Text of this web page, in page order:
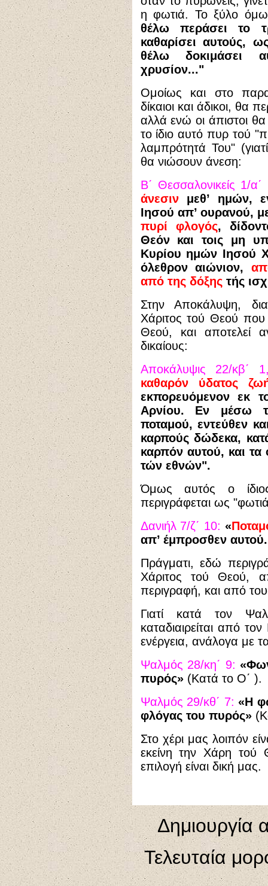
η φωτιά. Το ξύλο
θέλω περάσει το
καθαρίσει αυτούς,
θέλω δοκιμάσει
χρυσίον..."
Ομοίως και στο
δίκαιοι και άδικοι, θα
αλλά ενώ οι άπιστοι
το ίδιο αυτό πυρ τού
λαμπρότητά Του"
θα νιώσουν άνεση:
Β΄ Θεσσαλονικείς 1/
άνεσινμεθ’ ημών,
Ιησού απ’ ουρανού,
πυρί φλογός,
Θεόν και τοις μη
Κυρίου ημών Ιησού
όλεθρον αιώνιον,
από της δόξηςτής
Στην Αποκάλυψη,
Χάριτος τού Θεού
Θεού, και αποτελεί
δικαίους:
Αποκάλυψις 22/κβ΄
καθαρόν
ύδατος
εκπορευόμενον εκ
Αρνίου. Εν μέσω
ποταμού, εντεύθεν
καρπούς δώδεκα,
καρπόν αυτού, και τα
τών εθνών".
Όμως αυτός ο
περιγράφεται ως
Δανιήλ 7/ζ΄ 10: «
απ’ έμπροσθεν
Πράγματι, εδώ
Χάριτος τού Θεού,
περιγραφή, και από
Γιατί κατά τον
καταδιαιρείται από
ενέργεια, ανάλογα με
Ψαλμός 28/κη΄ 9:
πυρός»(Κατά το Ο΄ ).
Ψαλμός 29/κθ΄ 7: «Η
φλόγας του πυρός»
Στο χέρι μας λοιπόν
εκείνη την Χάρη
επιλογή είναι δική μας.
Δημιουργία
Τελευταία